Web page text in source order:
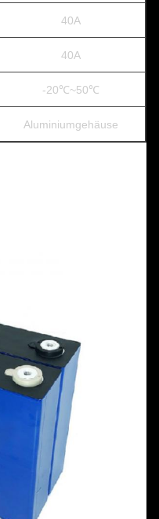
40A
40A
-20℃~50℃
Aluminiumgehäuse